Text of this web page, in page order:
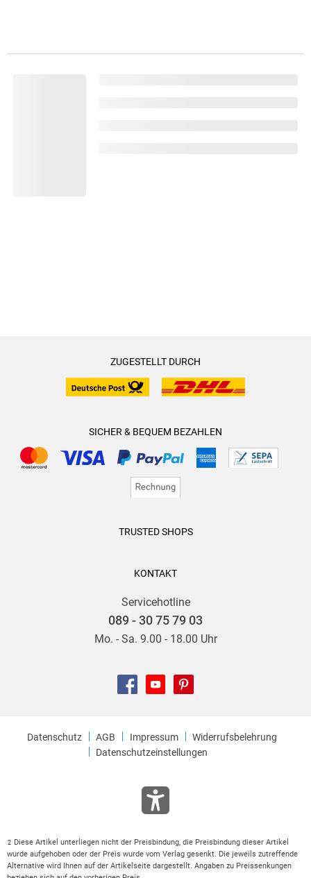
ZUGESTELLT DURCH
SICHER & BEQUEM BEZAHLEN
TRUSTED SHOPS
KONTAKT
Servicehotline
089 - 30 75 79 03
Mo. - Sa. 9.00 - 18.00 Uhr
Datenschutz AGB Impressum
Widerrufsbelehrung
Datenschutzeinstellungen
2
Diese Artikel unterliegen nicht der Preisbindung, die Preisbindung dieser Artikel
wurde aufgehoben oder der Preis wurde vom Verlag gesenkt. Die jeweils zutreffende
Alternative wird Ihnen auf der Artikelseite dargestellt. Angaben zu Preissenkungen